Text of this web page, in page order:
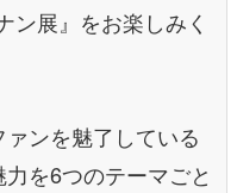
ン展』をお楽しみく
ンを魅了している
を6つのテーマごと